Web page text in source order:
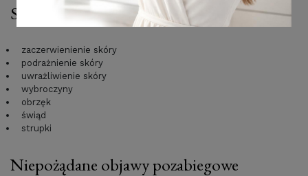
Spodziewane objawy pozabiegowe
zaczerwienienie skóry
podrażnienie skóry
uwrażliwienie skóry
wybroczyny
obrzęk
świąd
strupki
Niepożądane objawy pozabiegowe